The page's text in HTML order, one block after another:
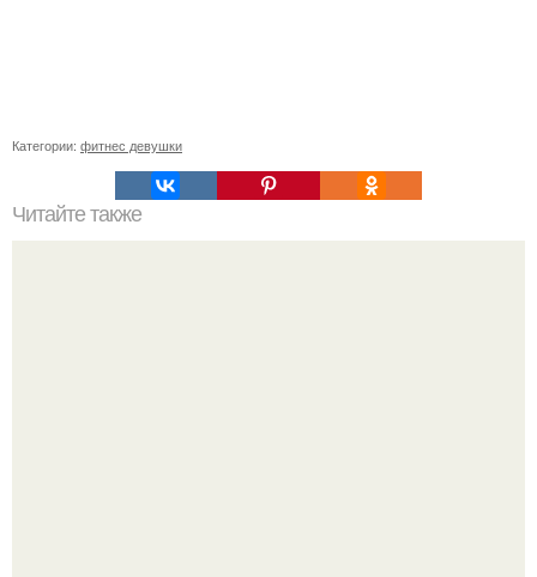
Категории: фитнес девушки
Читайте также